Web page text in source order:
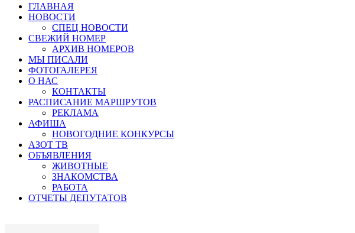
ГЛАВНАЯ
НОВОСТИ
СПЕЦ НОВОСТИ
СВЕЖИЙ НОМЕР
АРХИВ НОМЕРОВ
МЫ ПИСАЛИ
ФОТОГАЛЕРЕЯ
О НАС
КОНТАКТЫ
РАСПИСАНИЕ МАРШРУТОВ
РЕКЛАМА
АФИША
НОВОГОДНИЕ КОНКУРСЫ
АЗОТ ТВ
ОБЪЯВЛЕНИЯ
ЖИВОТНЫЕ
ЗНАКОМСТВА
РАБОТА
ОТЧЕТЫ ДЕПУТАТОВ